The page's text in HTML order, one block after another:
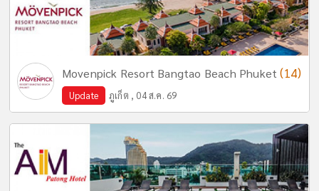
Movenpick Resort Bangtao Beach Phuket(14)
Update ภูเก็ต , 04 ส.ค. 69